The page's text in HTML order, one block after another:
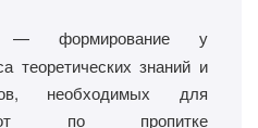
формирование у
теоретических знаний и
необходимых для
по пропитке